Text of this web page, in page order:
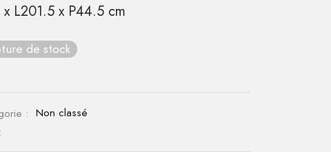
L201.5 x P44.5 cm
de stock
: Non classé